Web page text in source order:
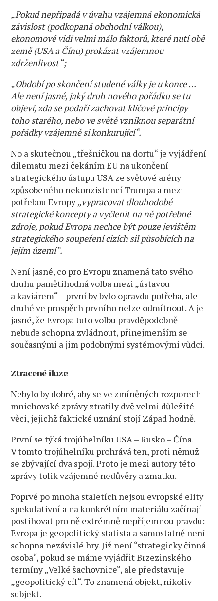
„Pokud nepřipadá v úvahu vzájemná ekonomická
závislost (podkopaná obchodní válkou),
ekonomové vidí velmi málo faktorů, které nutí obě
země (USA a Čínu) prokázat vzájemnou
zdrženlivost“;
„Období po skončení studené války je u konce …
Ale není jasné, jaký druh nového pořádku se tu
objeví, zda se podaří zachovat klíčové principy
toho starého, nebo ve světě vzniknou separátní
pořádky vzájemně si konkurující“.
No a skutečnou „třešničkou na dortu“ je vyjádření
dilematu mezi čekáním EU na ukončení
strategického ústupu USA ze světové arény
způsobeného nekonzistencí Trumpa a mezi
potřebou Evropy„vypracovat dlouhodobé
strategické koncepty a vyčlenit na ně potřebné
zdroje, pokud Evropa nechce být pouze jevištěm
strategického soupeření cizích sil působících na
jejím území“.
Není jasné, co pro Evropu znamená tato svého
druhu pamětihodná volba mezi „ústavou
a kaviárem“ – první by bylo opravdu potřeba, ale
druhé ve prospěch prvního nelze odmítnout. A je
jasné, že Evropa tuto volbu pravděpodobně
nebude schopna zvládnout, přinejmenším se
současnými a jim podobnými systémovými vůdci.
Ztracené iluze
Nebylo by dobré, aby se ve zmíněných rozporech
mnichovské zprávy ztratily dvě velmi důležité
věci, jejichž faktické uznání stojí Západ hodně.
První se týká trojúhelníku USA – Rusko – Čína.
V tomto trojúhelníku prohrává ten, proti němuž
se zbývající dva spojí. Proto je mezi autory této
zprávy tolik vzájemné nedůvěry a zmatku.
Poprvé po mnoha staletích nejsou evropské elity
spekulativní a na konkrétním materiálu začínají
postihovat pro ně extrémně nepříjemnou pravdu:
Evropa je geopolitický statista a samostatně není
schopna nezávislé hry. Již není “strategicky činná
osoba“, pokud se máme vyjádřit Brzezinského
termíny „Velké šachovnice“, ale představuje
„geopolitický cíl“. To znamená objekt, nikoliv
subjekt.